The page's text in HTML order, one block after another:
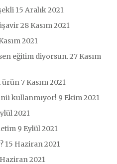
15 Aralık 2021
28 Kasım 2021
2021
eğitim diyorsun.27 Kasım
ürün7 Kasım 2021
kullanmıyor! 9 Ekim 2021
2021
9 Eylül 2021
15 Haziran 2021
Haziran 2021